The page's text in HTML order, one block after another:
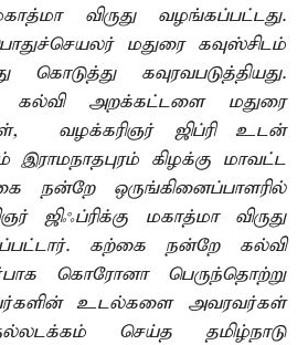
விருது வழங்கப்பட்டது.
மதுரை கவுஸ்சிடம்
கொடுத்து கவுரவபடுத்தியது.
அறக்கட்டளை மதுரை
வழக்கரிஞர் ஜிப்ரி உடன்
இராமநாதபுரம் கிழக்கு மாவட்ட
ஒருங்கினைப்பாளரில்
ஜிஃப்ரிக்கு மகாத்மா விருது
கற்கை நன்றே கல்வி
கொரோனா பெருந்தொற்று
உடல்களை அவரவர்கள்
செய்த தமிழ்நாடு